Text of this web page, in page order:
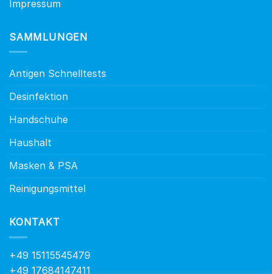
Impressum
SAMMLUNGEN
Antigen Schnelltests
Desinfektion
Handschuhe
Haushalt
Masken & PSA
Reinigungsmittel
KONTAKT
+49 15115545479
+49 17684147411